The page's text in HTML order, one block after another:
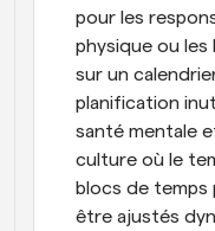
pour les
physique ou les
sur un
planification
santé mentale
culture où le
blocs de temps
être ajustés